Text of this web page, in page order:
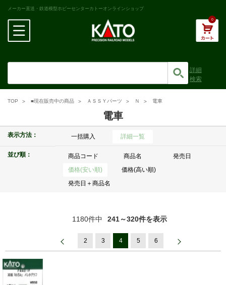
メーカー直送・鉄道模型ホビーセンターカトーオンラインショップ
0
詳細
検索
TOP ■現在販売中の商品 ＡＳＳＹパーツ Ｎ 電車
電車
表示方法： 一括購入 詳細一覧
並び順： 商品コード 商品名
発売日
価格(安い順)
価格(高い順)
発売日＋商品名
1180件中 241～320件を表示
2 3 4 5 6